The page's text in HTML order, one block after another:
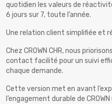
quotidien les valeurs de
6 jours sur 7, toute l’année.
Une relation client simplifiée et
Chez CROWN CHR, nous
contact facilité pour un suivi
chaque demande.
Cette version met en avant
l’engagement durable de